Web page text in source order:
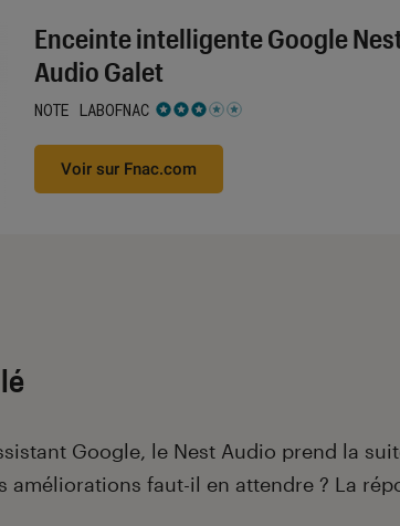
Enceinte intelligente Google
Audio Galet
NOTE LABOFNAC
Noté 3 étoiles sur 5
Voir sur Fnac.com
Google, le Nest Audio prend la
améliorations faut-il en attendre ? La